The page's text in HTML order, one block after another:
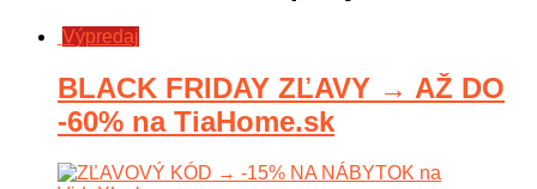
Výpredaj
BLACK FRIDAY ZĽAVY → AŽ DO
-60% na TiaHome.sk